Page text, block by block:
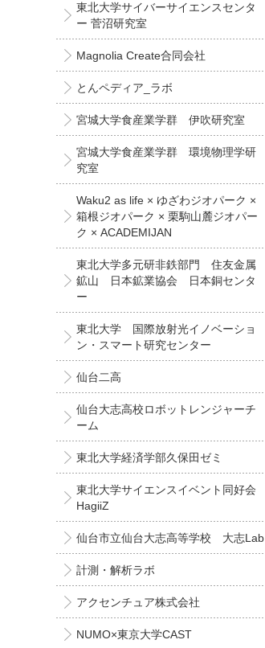
東北大学サイバーサイエンスセンタ
ー 菅沼研究室
Magnolia Create合同会社
とんペディア_ラボ
宮城大学食産業学群 伊吹研究室
宮城大学食産業学群 環境物理学研
究室
Waku2 as life × ゆざわジオパーク ×
箱根ジオパーク × 栗駒山麓ジオパー
ク × ACADEMIJAN
東北大学多元研非鉄部門 住友金属
鉱山 日本鉱業協会 日本銅センタ
ー
東北大学 国際放射光イノベーショ
ン・スマート研究センター
仙台二高
仙台大志高校ロボットレンジャーチ
ーム
東北大学経済学部久保田ゼミ
東北大学サイエンスイベント同好会
HagiiZ
仙台市立仙台大志高等学校 大志Lab
計測・解析ラボ
アクセンチュア株式会社
NUMO×東京大学CAST